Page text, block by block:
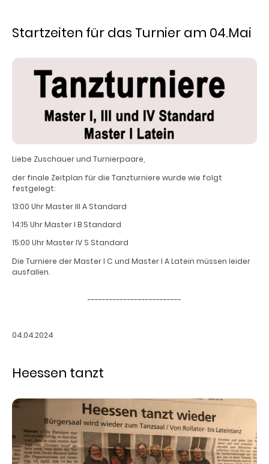
Startzeiten für das Turnier am 04.Mai
Liebe Zuschauer und Turnierpaare,
der finale Zeitplan für die Tanzturniere wurde wie folgt
festgelegt:
13:00 Uhr Master III A Standard
14:15 Uhr Master I B Standard
15:00 Uhr Master IV S Standard
Die Turniere der Master I C und Master I A Latein müssen leider
ausfallen.
--------------------------
04.04.2024
Heessen tanzt